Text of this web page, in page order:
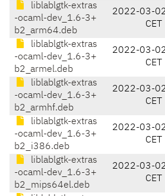
liblablgtk-extras
-ocaml-dev_1.6-3+
b2_arm64.deb
2022-03-
CET
liblablgtk-extras
-ocaml-dev_1.6-3+
b2_armel.deb
2022-03-
CET
liblablgtk-extras
-ocaml-dev_1.6-3+
b2_armhf.deb
2022-03-
CET
liblablgtk-extras
-ocaml-dev_1.6-3+
b2_i386.deb
2022-03-
CET
liblablgtk-extras
-ocaml-dev_1.6-3+
b2_mips64el.deb
2022-03-
CET